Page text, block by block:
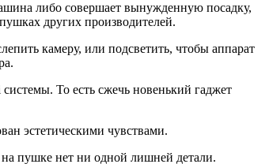
либо совершает вынужденную посадку,
других производителей.
камеру, или подсветить, чтобы аппарат
То есть сжечь новенький гаджет
эстетическими чувствами.
пушке нет ни одной лишней детали.